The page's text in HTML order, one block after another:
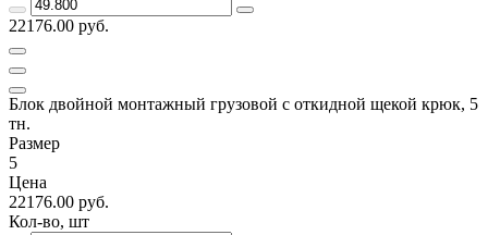
22176.00 руб.
Блок двойной монтажный грузовой с откидной щекой крюк, 5
тн.
Размер
5
Цена
22176.00 руб.
Кол-во, шт